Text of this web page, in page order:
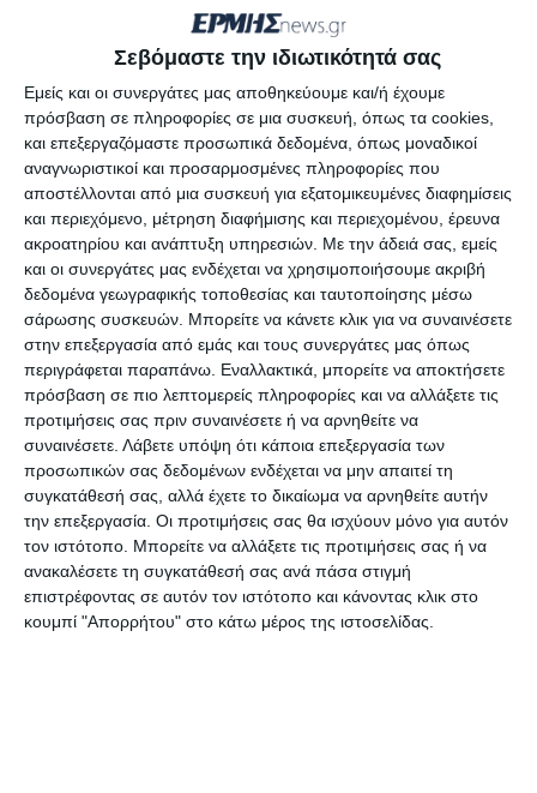
Σεβόμαστε την ιδιωτικότητά σας
Εμείς και οι συνεργάτες μας αποθηκεύουμε και/ή έχουμε
πρόσβαση σε πληροφορίες σε μια συσκευή, όπως τα cookies,
και επεξεργαζόμαστε προσωπικά δεδομένα, όπως μοναδικοί
αναγνωριστικοί και προσαρμοσμένες πληροφορίες που
αποστέλλονται από μια συσκευή για εξατομικευμένες διαφημίσεις
και περιεχόμενο, μέτρηση διαφήμισης και περιεχομένου, έρευνα
ακροατηρίου και ανάπτυξη υπηρεσιών. Με την άδειά σας, εμείς
και οι συνεργάτες μας ενδέχεται να χρησιμοποιήσουμε ακριβή
δεδομένα γεωγραφικής τοποθεσίας και ταυτοποίησης μέσω
σάρωσης συσκευών. Μπορείτε να κάνετε κλικ για να συναινέσετε
στην επεξεργασία από εμάς και τους συνεργάτες μας όπως
περιγράφεται παραπάνω. Εναλλακτικά, μπορείτε να αποκτήσετε
πρόσβαση σε πιο λεπτομερείς πληροφορίες και να αλλάξετε τις
προτιμήσεις σας πριν συναινέσετε ή να αρνηθείτε να
συναινέσετε. Λάβετε υπόψη ότι κάποια επεξεργασία των
προσωπικών σας δεδομένων ενδέχεται να μην απαιτεί τη
συγκατάθεσή σας, αλλά έχετε το δικαίωμα να αρνηθείτε αυτήν
την επεξεργασία. Οι προτιμήσεις σας θα ισχύουν μόνο για αυτόν
τον ιστότοπο. Μπορείτε να αλλάξετε τις προτιμήσεις σας ή να
ανακαλέσετε τη συγκατάθεσή σας ανά πάσα στιγμή
επιστρέφοντας σε αυτόν τον ιστότοπο και κάνοντας κλικ στο
κουμπί "Απορρήτου" στο κάτω μέρος της ιστοσελίδας.
ΚΡΑΚΟΒΙΑ
-Από τις 8/7 έως τις 26/8 μία πτήση
κάθε Τετάρτη.